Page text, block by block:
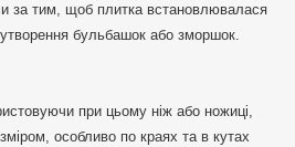
за тим, щоб плитка встановлювалася
бульбашок або зморшок.
при цьому ніж або ножиці,
особливо по краях та в кутах